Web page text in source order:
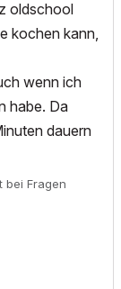
oldschool
kochen kann,
wenn ich
habe. Da
dauern
bei Fragen